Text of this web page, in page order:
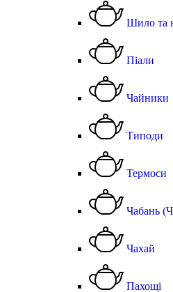
Шило та
Піали
Чайники
Типоди
Термоси
Чабань
Чахай
Пахощі